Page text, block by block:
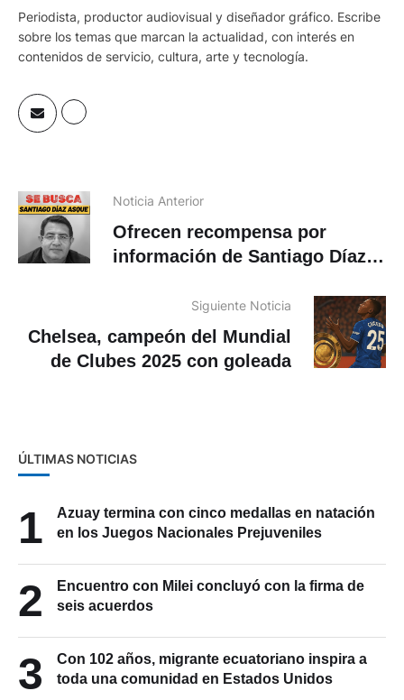
Periodista, productor audiovisual y diseñador gráfico. Escribe
sobre los temas que marcan la actualidad, con interés en
contenidos de servicio, cultura, arte y tecnología.
Noticia Anterior
Ofrecen recompensa por
información de Santiago Díaz,
de violación a menor
Siguiente Noticia
Chelsea, campeón del Mundial
de Clubes 2025 con goleada
ÚLTIMAS NOTICIAS
1
Azuay termina con cinco medallas en natación
en los Juegos Nacionales Prejuveniles
2
Encuentro con Milei concluyó con la firma de
seis acuerdos
3
Con 102 años, migrante ecuatoriano inspira a
toda una comunidad en Estados Unidos